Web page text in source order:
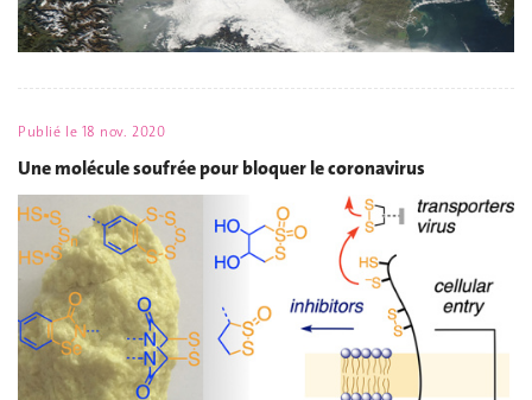
Publié le 18 nov. 2020
Une molécule soufrée pour bloquer le coronavirus